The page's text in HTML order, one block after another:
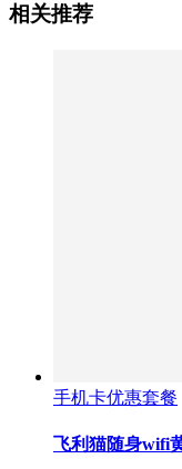
相关推荐
手机卡优惠套餐
飞利猫随身wifi